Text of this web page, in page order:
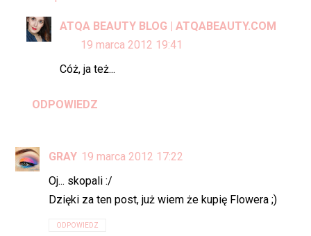
ATQA BEAUTY BLOG | ATQABEAUTY.COM
19 marca 2012 19:41
Cóż, ja też...
ODPOWIEDZ
GRAY 19 marca 2012 17:22
Oj... skopali :/
Dzięki za ten post, już wiem że kupię Flowera ;)
ODPOWIEDZ